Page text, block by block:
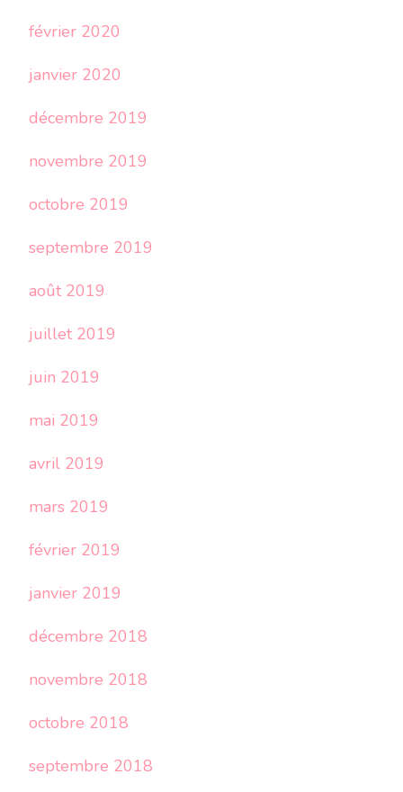
février 2020
janvier 2020
décembre 2019
novembre 2019
octobre 2019
septembre 2019
août 2019
juillet 2019
juin 2019
mai 2019
avril 2019
mars 2019
février 2019
janvier 2019
décembre 2018
novembre 2018
octobre 2018
septembre 2018